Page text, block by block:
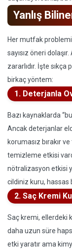
Yanlış
Her mutfak
sayısız öneri
zararlıdır. İşte
birkaç yöntem:
1. Deterjanla
Bazı kaynaklarda
Ancak deterjanlar
korumasız bırakır
temizleme etkisi
nötralizasyon etkisi
cildiniz kuru, hassas
2. Saç Kremi
Saç kremi, ellerdeki
daha uzun süre
etki yaratır ama